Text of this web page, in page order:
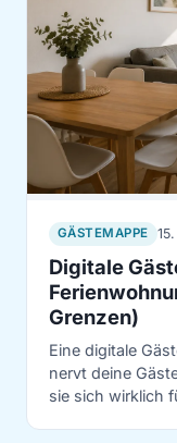
GÄSTEMAPPE
Digitale
Grenzen)
Eine digitale
nervt deine
sie sich wirklich